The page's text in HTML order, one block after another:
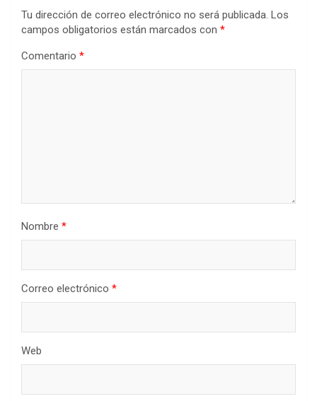
Tu dirección de correo electrónico no será publicada. Los
campos obligatorios están marcados con *
Comentario *
Nombre *
Correo electrónico *
Web